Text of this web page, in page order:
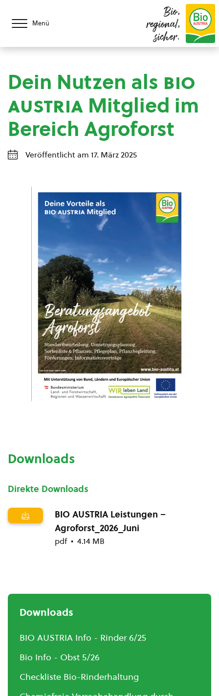
Menü
Bio,
regional,
sicher.
Dein Nutzen als bio
austria Mitglied im
Bereich Agroforst
Veröffentlicht am 17. März 2025
Downloads
Direkte Downloads
BIO AUSTRIA Leistungen –
Agroforst_2026_Juni
pdf 4.14 MB
Downloads
BIO AUSTRIA Info - Rinder 6/25
Bio Info - Obst 5/26
Checkliste Bio-Rinderhaltung